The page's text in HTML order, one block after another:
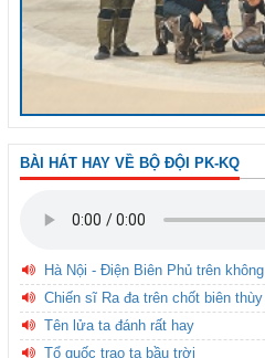
BÀI HÁT HAY VỀ BỘ ĐỘI PK-KQ
Hà Nội - Điện Biên Phủ trên không
Chiến sĩ Ra đa trên chốt biên thùy
Tên lửa ta đánh rất hay
Tổ quốc trao ta bầu trời